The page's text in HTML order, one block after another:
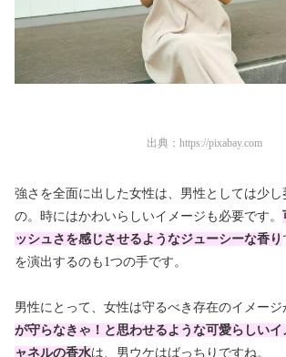
出典： https://pixabay.com
強さを全面に出した女性は、男性としては少し
の。時にはかわいらしいイメージも必要です。
ッシュさを感じさせるようなジューシーな香り
を演出するのも1つの手です。
男性にとって、女性は守るべき存在のイメージ
が守らなきゃ！と思わせるような可愛らしい
ャネルの香水は、男ウケはばっちりですね。